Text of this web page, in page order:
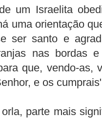
um Israelita
uma orientação
ser santo e
nas bordas
que, vendo-as,
e os
parte mais